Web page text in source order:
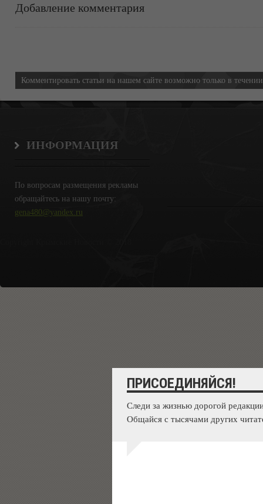
Добавление комментария
Комментировать статьи на нашем сайте возможно только в
ИНФОРМАЦИЯ
По вопросам размещения рекламы
обращайтесь на нашу почту:
gena480@yandex.ru
ПРИСОЕДИНЯЙСЯ!
Следи за жизнью дорогой
Общайся с тысячами других